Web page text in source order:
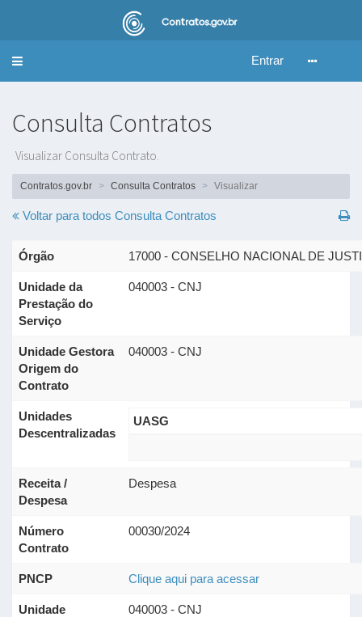
Alternar
Entrar
Consulta Contratos
Visualizar Consulta Contrato.
Contratos.gov.br Consulta Contratos Visualizar
Voltar para todos Consulta Contratos
Órgão 17000 - CONSELHO NACIONAL DE
Unidade da
Prestação do
Serviço
040003 - CNJ
Unidade Gestora
Origem do
Contrato
040003 - CNJ
Unidades
Descentralizadas
UASG
Receita /
Despesa
Despesa
Número
Contrato
00030/2024
PNCP Clique aqui para acessar
Unidade
040003 - CNJ